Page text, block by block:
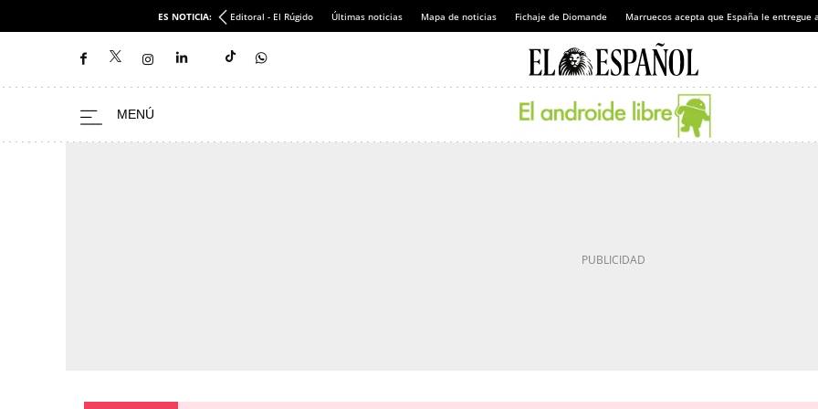
ES NOTICIA: Editoral - El Rúgido Últimas noticias Mapa de noticias Fichaje de Diomande Marruecos acepta que España le entregue